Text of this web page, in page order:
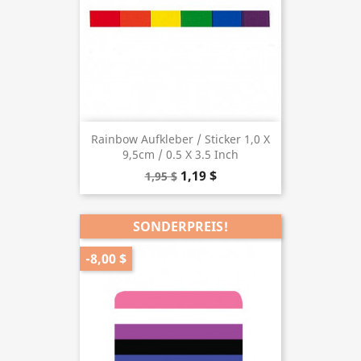
Rainbow Aufkleber / Sticker 1,0 X
9,5cm / 0.5 X 3.5 Inch
1,95 $ 1,19 $
SONDERPREIS!
-8,00 $